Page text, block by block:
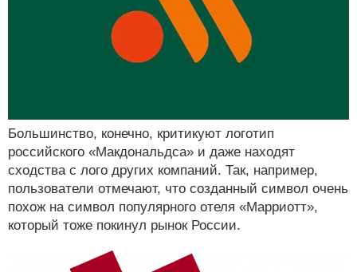
Большинство, конечно, критикуют логотип
российского «Макдональдса» и даже находят
сходства с лого других компаний. Так, например,
пользователи отмечают, что созданный символ очень
похож на символ популярного отеля «Марриотт»,
который тоже покинул рынок России.